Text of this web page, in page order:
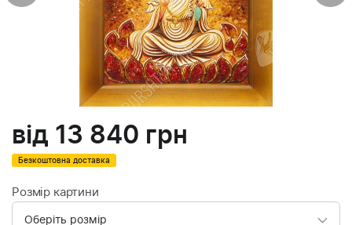
від 13 840 грн
Безкоштовна доставка
Розмір картини